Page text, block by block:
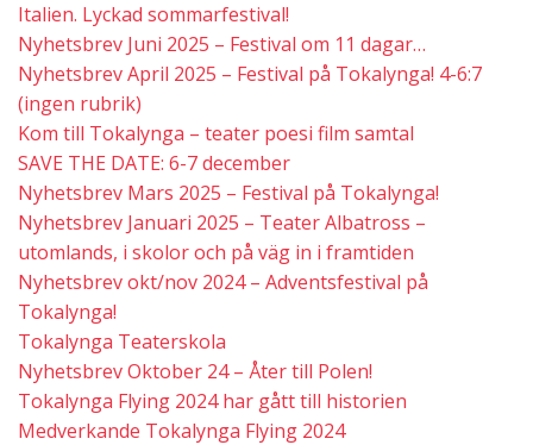
Italien. Lyckad sommarfestival!
Nyhetsbrev Juni 2025 – Festival om 11 dagar…
Nyhetsbrev April 2025 – Festival på Tokalynga! 4-6:7
(ingen rubrik)
Kom till Tokalynga – teater poesi film samtal
SAVE THE DATE: 6-7 december
Nyhetsbrev Mars 2025 – Festival på Tokalynga!
Nyhetsbrev Januari 2025 – Teater Albatross –
utomlands, i skolor och på väg in i framtiden
Nyhetsbrev okt/nov 2024 – Adventsfestival på
Tokalynga!
Tokalynga Teaterskola
Nyhetsbrev Oktober 24 – Åter till Polen!
Tokalynga Flying 2024 har gått till historien
Medverkande Tokalynga Flying 2024